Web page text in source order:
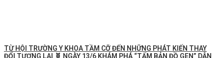
TỪ HỘI TRƯỜNG Y KHOA TẦM CỠ ĐẾN NHỮNG PHÁT KIẾN THAY
ĐỔI TƯƠNG LAI 🧬 NGÀY 13/6 KHÁM PHÁ “TẤM BẢN ĐỒ GEN” DẪN